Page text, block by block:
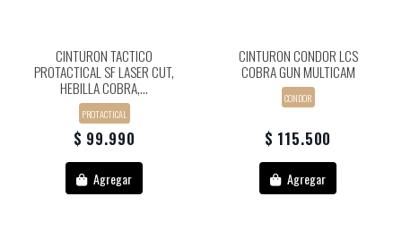
CINTURON TACTICO
PROTACTICAL SF LASER CUT,
HEBILLA COBRA,...
PROTACTICAL
$ 99.990
Agregar
CINTURON CONDOR LCS
COBRA GUN MULTICAM
CONDOR
$ 115.500
Agregar